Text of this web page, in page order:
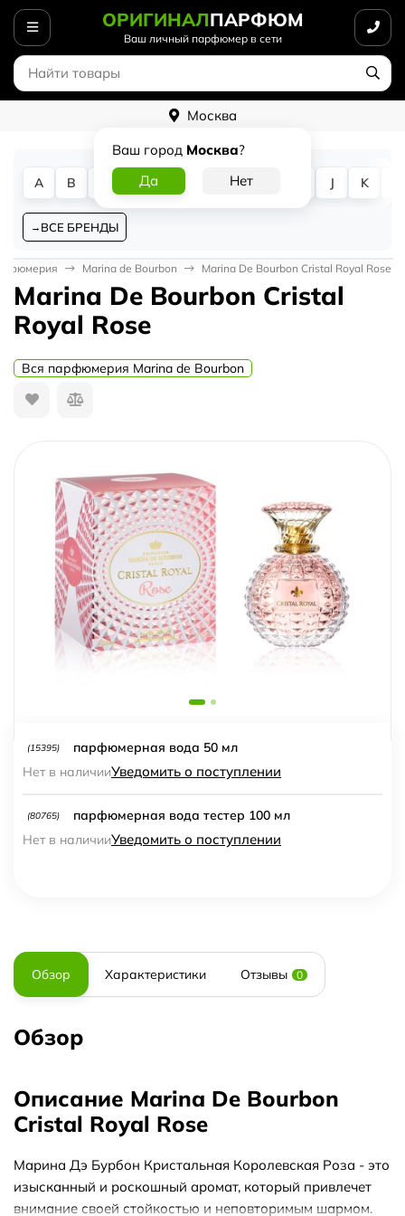
ОРИГИНАЛПАРФЮМ
Ваш личный парфюмер в сети
Москва
Ваш город Москва?
A B D G J K
ВСЕ БРЕНДЫ
Marina de Bourbon Marina De Bourbon Cristal Royal Rose
Marina De Bourbon Cristal
Royal Rose
Вся парфюмерия Marina de Bourbon
(15395)
парфюмерная вода 50 мл
Нет в наличииУведомить о поступлении
(80765)
парфюмерная вода тестер 100 мл
Нет в наличииУведомить о поступлении
Обзор Характеристики Отзывы 0
Обзор
Описание Marina De Bourbon
Cristal Royal Rose
Марина Дэ Бурбон Кристальная Королевская Роза - это
изысканный и роскошный аромат, который привлечет
внимание своей стойкостью и неповторимым шармом.